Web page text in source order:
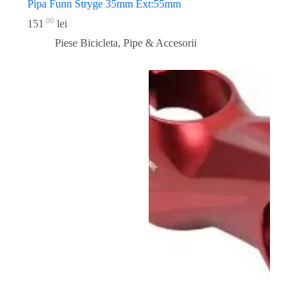
Pipa Funn Stryge 35mm Ext:55mm
151 00 lei
Piese Bicicleta, Pipe & Accesorii